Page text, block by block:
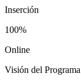
Inserción
100%
Online
Visión del Programa